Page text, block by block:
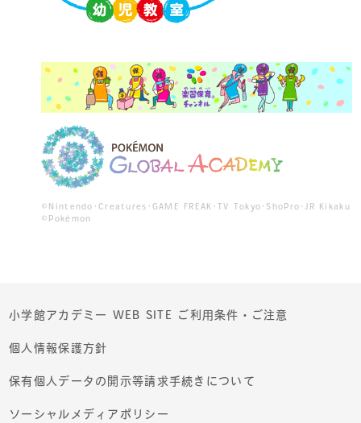
©Nintendo･Creatures･GAME FREAK･TV Tokyo･ShoPro･JR Kikaku
©Pokémon
小学館アカデミー WEB SITE ご利用条件・ご注意
個人情報保護方針
保有個人データの開示等請求手続きについて
ソーシャルメディアポリシー